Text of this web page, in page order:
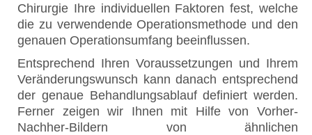
Chirurgie Ihre individuellen Faktoren fest, welche
die zu verwendende Operationsmethode und den
genauen Operationsumfang beeinflussen.
Entsprechend Ihren Voraussetzungen und Ihrem
Veränderungswunsch kann danach entsprechend
der genaue Behandlungsablauf definiert werden.
Ferner zeigen wir Ihnen mit Hilfe von Vorher-
Nachher-Bildern von ähnlichen